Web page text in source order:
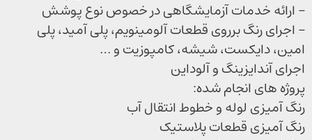
– ارائه خدمات آزمایشگاهی در خصوص نوع پوشش
– اجرای رنگ برروی قطعات آلومینویم، پلی آمید، پلی
امین، دایکست، شیشه، کامپوزیت و …
اجرای آندایزینگ و آلوداین
پروژه های انجام شده:
رنگ آمیزی لوله و خطوط انتقال آب
رنگ آمیزی قطعات پلاستیک